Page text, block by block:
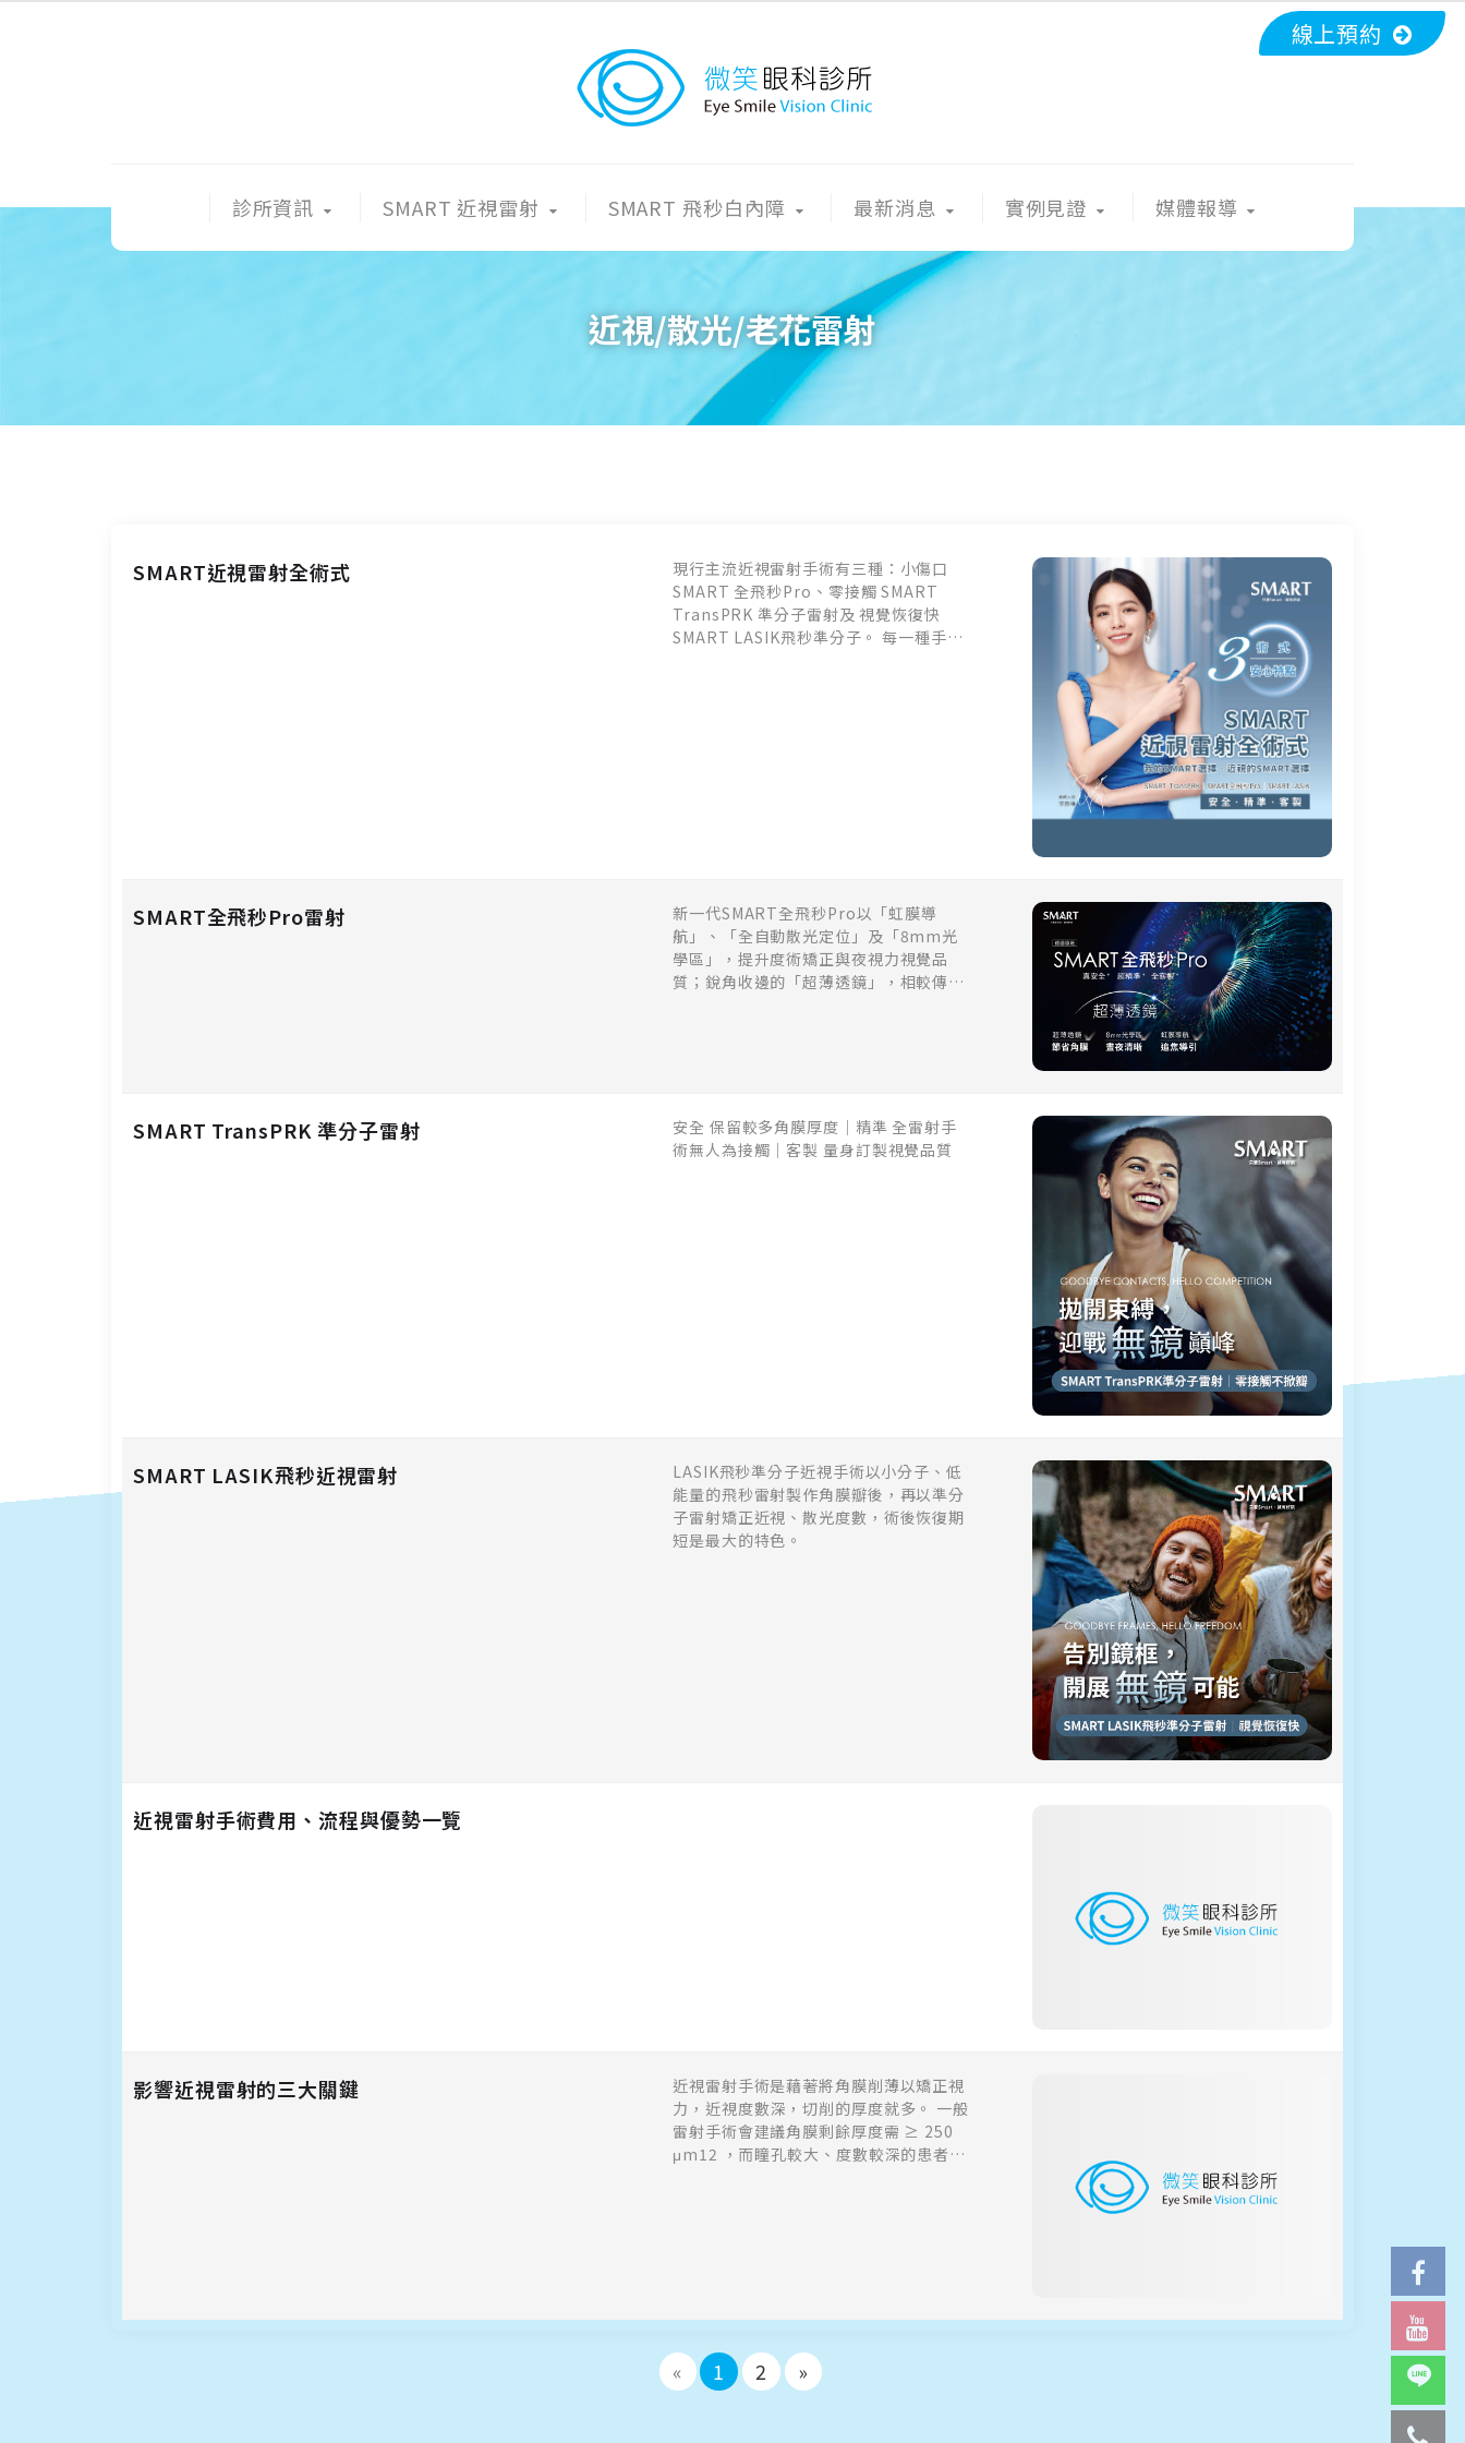
線上預約
診所資訊 SMART 近視雷射 SMART 飛秒白內障 最新消息 實例見證 媒體報導
近視/散光/老花雷射
SMART近視雷射全術式
現行主流近視雷射手術有三種：小傷口
SMART 全飛秒Pro、零接觸 SMART
TransPRK 準分子雷射及 視覺恢復快
SMART LASIK飛秒準分子。 每一種手術
SMART全飛秒Pro雷射
新一代SMART全飛秒Pro以「虹膜導
航」、「全自動散光定位」及「8mm光
學區」，提升度術矯正與夜視力視覺品
質；銳角收邊的「超薄透鏡」，相較傳統
SMART TransPRK 準分子雷射
安全 保留較多角膜厚度｜精準 全雷射手
術無人為接觸｜客製 量身訂製視覺品質
SMART LASIK飛秒近視雷射
LASIK飛秒準分子近視手術以小分子、低
能量的飛秒雷射製作角膜瓣後，再以準分
子雷射矯正近視、散光度數，術後恢復期
短是最大的特色。
近視雷射手術費用、流程與優勢一覽
影響近視雷射的三大關鍵
近視雷射手術是藉著將角膜削薄以矯正視
力，近視度數深，切削的厚度就多。 一般
雷射手術會建議角膜剩餘厚度需 ≥ 250
μm12 ，而瞳孔較大、度數較深的患者，
« 1 2 »